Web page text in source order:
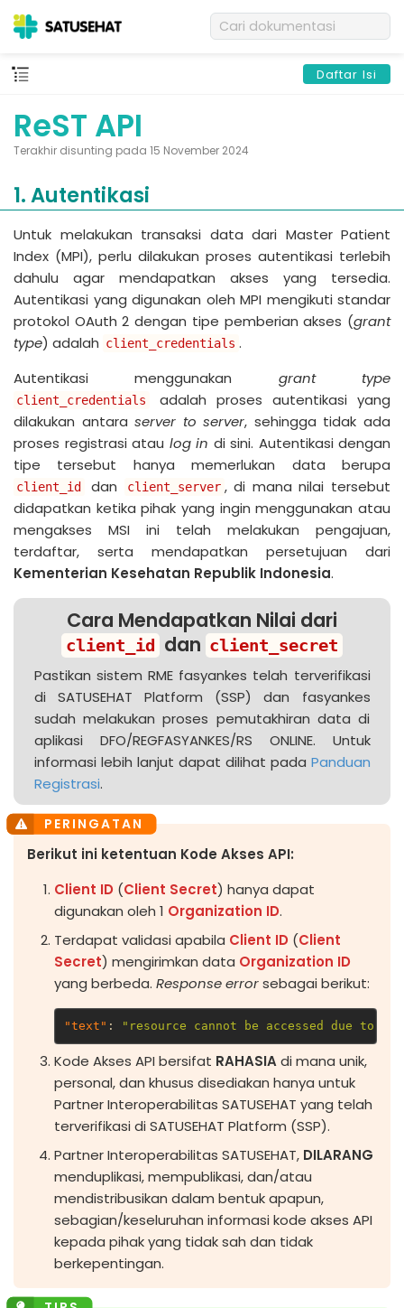
Daftar Isi
ReST API
Terakhir disunting pada 15 November 2024
1. Autentikasi
Untuk melakukan transaksi data dari Master Patient
Index (MPI), perlu dilakukan proses autentikasi terlebih
dahulu agar mendapatkan akses yang tersedia.
Autentikasi yang digunakan oleh MPI mengikuti standar
protokol OAuth 2 dengan tipe pemberian akses (grant
type) adalah client_credentials .
Autentikasi menggunakan grant type
client_credentials
adalah proses autentikasi yang
dilakukan antaraserver to server, sehingga tidak ada
proses registrasi atau log in di sini. Autentikasi dengan
tipe tersebut hanya memerlukan data berupa
client_id dan client_server , di mana nilai tersebut
didapatkan ketika pihak yang ingin menggunakan atau
mengakses MSI ini telah melakukan pengajuan,
terdaftar, serta mendapatkan persetujuan dari
Kementerian Kesehatan Republik Indonesia.
Cara Mendapatkan Nilai dari
client_id dan client_secret
Pastikan sistem RME fasyankes telah terverifikasi
di SATUSEHAT Platform (SSP) dan fasyankes
sudah melakukan proses pemutakhiran data di
aplikasi DFO/REGFASYANKES/RS ONLINE. Untuk
informasi lebih lanjut dapat dilihat pada Panduan
Registrasi.
Berikut ini ketentuan Kode Akses API:
Client ID (Client Secret) hanya dapat
digunakan oleh 1 Organization ID.
Terdapat validasi apabila Client ID (Client
Secret) mengirimkan data Organization ID
yang berbeda. Response errorsebagai berikut:
"text" : "resource cannot be accessed due to
Kode Akses API bersifat RAHASIAdi mana unik,
personal, dan khusus disediakan hanya untuk
Partner Interoperabilitas SATUSEHAT yang telah
terverifikasi di SATUSEHAT Platform (SSP).
Partner Interoperabilitas SATUSEHAT, DILARANG
menduplikasi, mempublikasi, dan/atau
mendistribusikan dalam bentuk apapun,
sebagian/keseluruhan informasi kode akses API
kepada pihak yang tidak sah dan tidak
berkepentingan.